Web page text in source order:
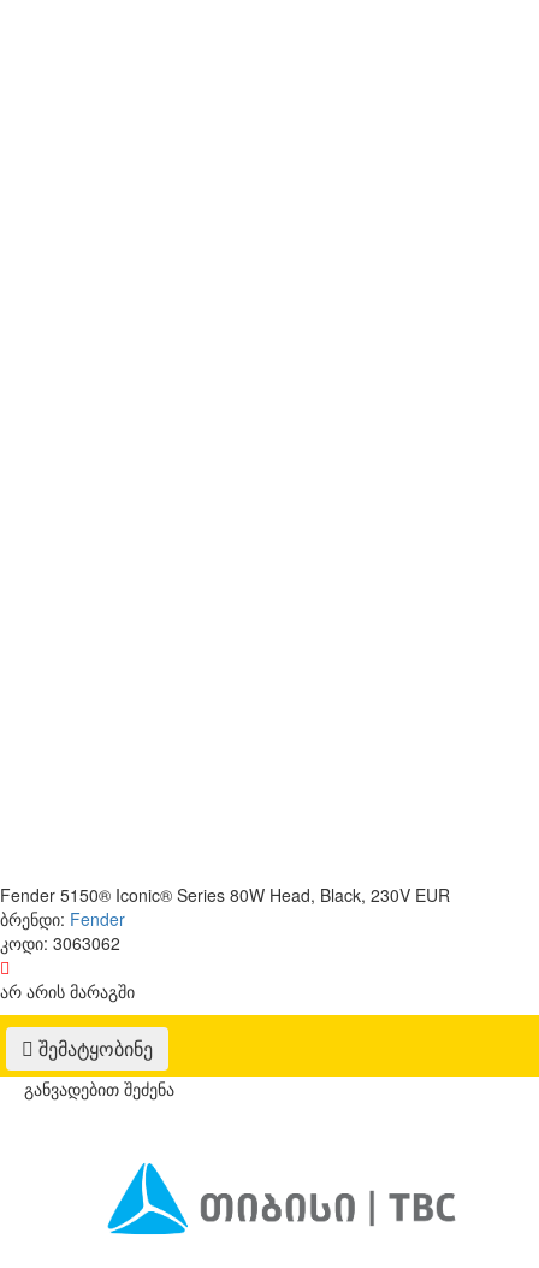
Fender 5150® Iconic® Series 80W Head, Black, 230V EUR
ბრენდი: Fender
კოდი: 3063062
არ არის მარაგში
შემატყობინე
განვადებით შეძენა